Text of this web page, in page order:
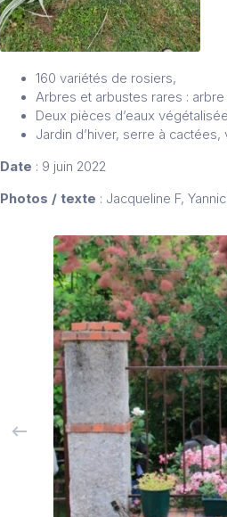
160 variétés de rosiers,
Arbres et arbustes rares :
Deux pièces d’eaux
Jardin d’hiver, serre à
Date : 9 juin 2022
Photos / texte : Jacqueline F,